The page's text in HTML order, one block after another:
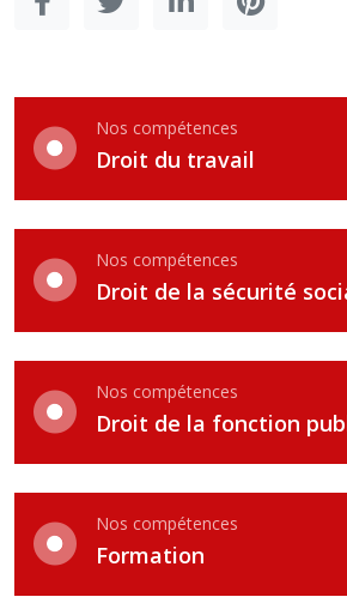
Nos compétences
Droit du travail
Nos compétences
Droit de la sécurité
Nos compétences
Droit de la fonction
Nos compétences
Formation